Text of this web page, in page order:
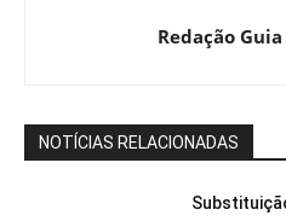
Redação
NOTÍCIAS RELACIONADAS